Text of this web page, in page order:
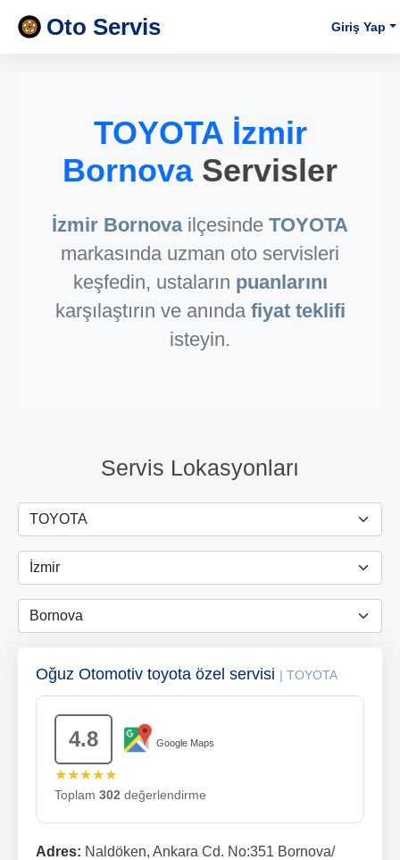
Oto Servis Giriş Yap
TOYOTA İzmir
BornovaServisler
İzmir Bornovailçesinde TOYOTA
markasında uzman oto servisleri
keşfedin, ustaların puanlarını
karşılaştırın ve anında fiyat teklifi
isteyin.
Servis Lokasyonları
Oğuz Otomotiv toyota özel servisi | TOYOTA
4.8 Google Maps
★★★★★
Toplam 302 değerlendirme
Adres: Naldöken, Ankara Cd. No:351 Bornova/